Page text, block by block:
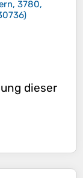
3780,
)
dieser